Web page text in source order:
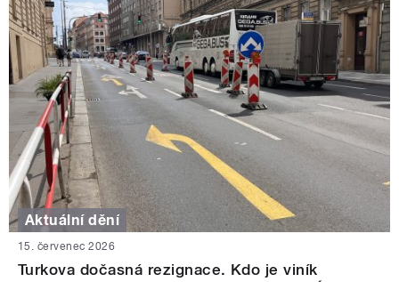
Aktuální dění
15. červenec 2026
Turkova dočasná rezignace. Kdo je viník